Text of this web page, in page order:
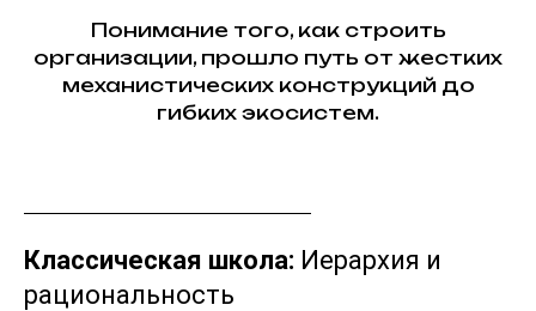
Понимание того, как строить
организации, прошло путь от жестких
механистических конструкций до
гибких экосистем.
Классическая школа: Иерархия и
рациональность